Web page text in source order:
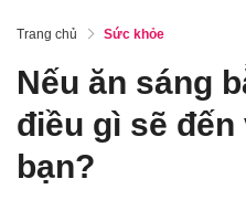
Trang chủ Sức khỏe
Nếu ăn sáng
điều gì sẽ
bạn?